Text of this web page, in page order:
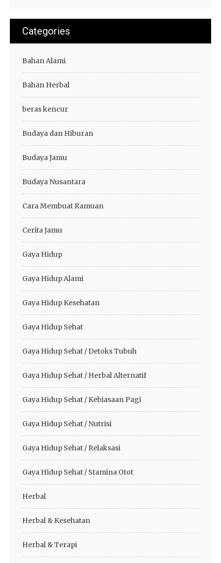
Categories
Bahan Alami
Bahan Herbal
beras kencur
Budaya dan Hiburan
Budaya Jamu
Budaya Nusantara
Cara Membuat Ramuan
Cerita Jamu
Gaya Hidup
Gaya Hidup Alami
Gaya Hidup Kesehatan
Gaya Hidup Sehat
Gaya Hidup Sehat / Detoks Tubuh
Gaya Hidup Sehat / Herbal Alternatif
Gaya Hidup Sehat / Kebiasaan Pagi
Gaya Hidup Sehat / Nutrisi
Gaya Hidup Sehat / Relaksasi
Gaya Hidup Sehat / Stamina Otot
Herbal
Herbal & Kesehatan
Herbal & Terapi